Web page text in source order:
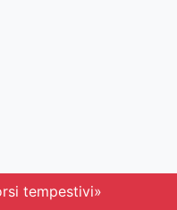
tempestivi»